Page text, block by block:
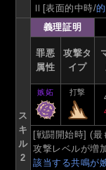
Ⅱ[表面的中時/
ス
キ
ル
2
義理証明
罪悪
属性
攻撃タ
イプ
嫉妬 打撃
[戦闘開始時] (最
攻撃レベルが増
該当する共鳴が